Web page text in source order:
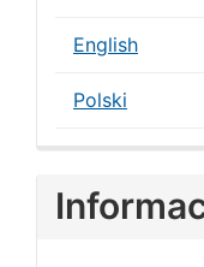
English
Polski